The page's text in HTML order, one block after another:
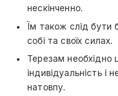
нескінченно.
Їм також слід бути
собі та своїх силах.
Терезам необхідно
індивідуальність і
натовпу.